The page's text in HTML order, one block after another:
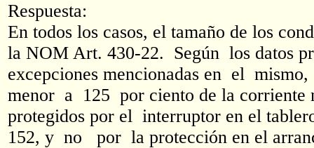
Respuesta:
En todos los casos, el tamaño de los
la NOM Art. 430-22. Según los datos
excepciones mencionadas en el
menor a 125 por ciento de la corriente
protegidos por el interruptor en el
152, y no por la protección en el